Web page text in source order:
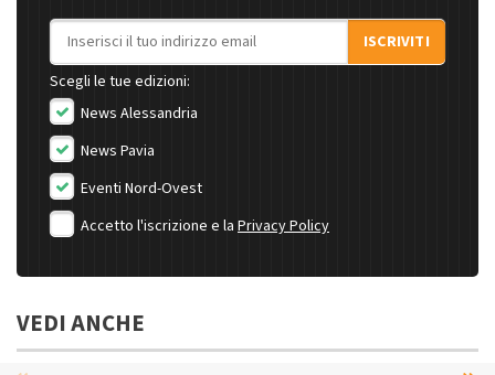
Indirizzo email
ISCRIVITI
Scegli le tue edizioni:
News Alessandria
News Pavia
Eventi Nord-Ovest
Accetto l'iscrizione e la Privacy Policy
VEDI ANCHE